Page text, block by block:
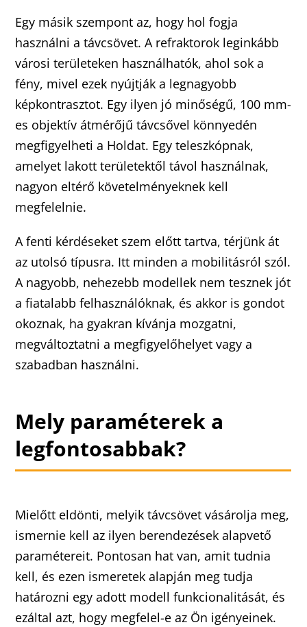
Egy másik szempont az, hogy hol fogja
használni a távcsövet. A refraktorok leginkább
városi területeken használhatók, ahol sok a
fény, mivel ezek nyújtják a legnagyobb
képkontrasztot. Egy ilyen jó minőségű, 100 mm-
es objektív átmérőjű távcsővel könnyedén
megfigyelheti a Holdat. Egy teleszkópnak,
amelyet lakott területektől távol használnak,
nagyon eltérő követelményeknek kell
megfelelnie.
A fenti kérdéseket szem előtt tartva, térjünk át
az utolsó típusra. Itt minden a mobilitásról szól.
A nagyobb, nehezebb modellek nem tesznek jót
a fiatalabb felhasználóknak, és akkor is gondot
okoznak, ha gyakran kívánja mozgatni,
megváltoztatni a megfigyelőhelyet vagy a
szabadban használni.
Mely paraméterek a
legfontosabbak?
Mielőtt eldönti, melyik távcsövet vásárolja meg,
ismernie kell az ilyen berendezések alapvető
paramétereit. Pontosan hat van, amit tudnia
kell, és ezen ismeretek alapján meg tudja
határozni egy adott modell funkcionalitását, és
ezáltal azt, hogy megfelel-e az Ön igényeinek.